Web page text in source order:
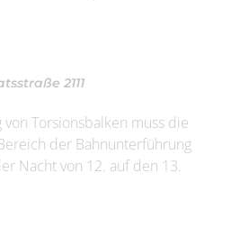
2111
Torsionsbalken muss die
der Bahnunterführung
Nacht von 12. auf den 13.